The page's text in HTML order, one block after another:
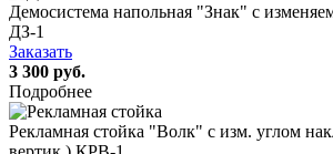
Демосистема напольная "Знак" с
ДЗ-1
Заказать
3 300 руб.
Подробнее
Рекламная стойка "Волк" с изм. углом